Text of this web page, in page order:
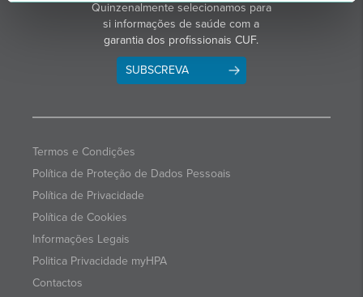
Quinzenalmente selecionamos para
si informações de saúde com a
garantia dos profissionais CUF.
SUBSCREVA
Termos e Condições
Política de Proteção de Dados Pessoais
Política de Privacidade
Política de Cookies
Informações Legais
Politica Privacidade myHPA
Contactos